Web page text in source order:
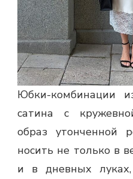
Юбки-комбинации
сатина с
образ утонченной
носить не только в
и в дневных луках,